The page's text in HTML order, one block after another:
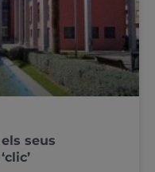
seus